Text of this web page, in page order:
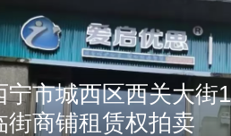
宁市城西区西关大街
街商铺租赁权拍卖